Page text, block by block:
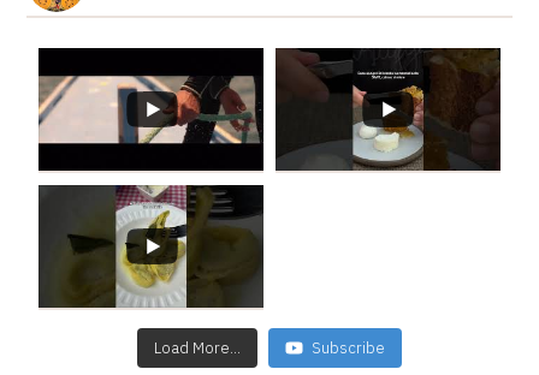
Load More... Subscribe